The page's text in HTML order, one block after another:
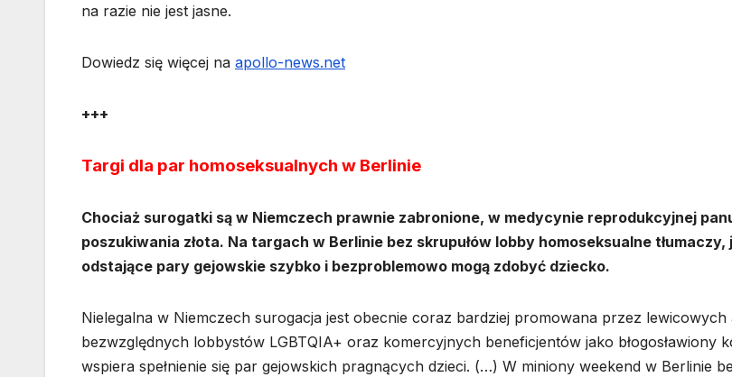
na razie nie jest jasne.
Dowiedz się więcej na apollo-news.net
+++
Targi dla par homoseksualnych w Berlinie
Chociaż surogatki są w Niemczech prawnie zabronione, w medycynie reprodukcyjnej
poszukiwania złota. Na targach w Berlinie bez skrupułów lobby homoseksualne tłumaczy,
odstające pary gejowskie szybko i bezproblemowo mogą zdobyć dziecko.
Nielegalna w Niemczech surogacja jest obecnie coraz bardziej promowana przez lewicowych
bezwzględnych lobbystów LGBTQIA+ oraz komercyjnych beneficjentów jako błogosławiony
wspiera spełnienie się par gejowskich pragnących dzieci. (…) W miniony weekend w Berlinie